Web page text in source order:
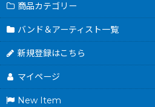
商品カテゴリー
バンド＆アーティスト一覧
新規登録はこちら
マイページ
New Item